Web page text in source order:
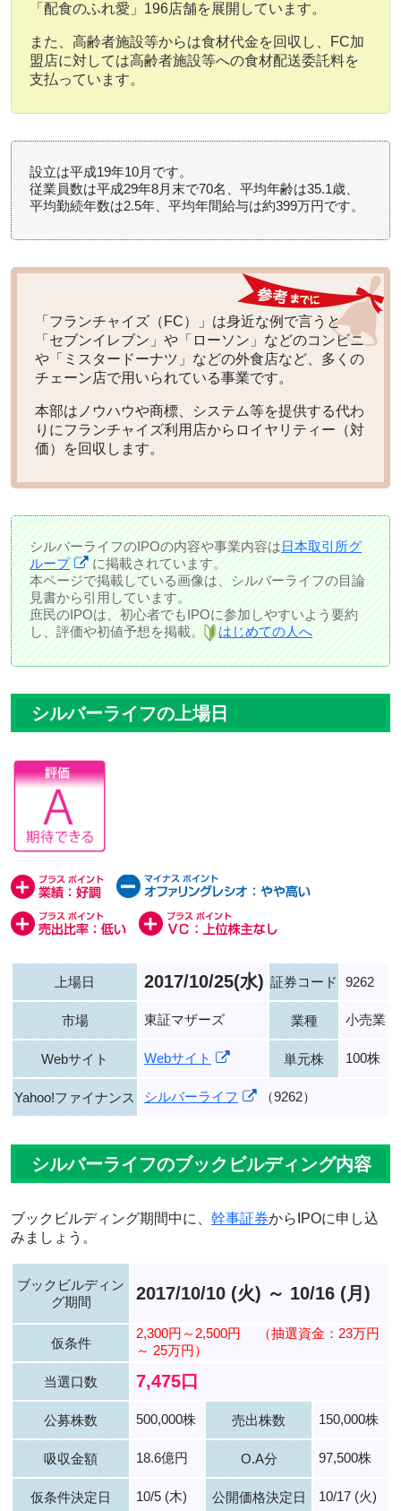
「配食のふれ愛」196店舗を展開しています。
また、高齢者施設等からは食材代金を回収し、FC加
盟店に対しては高齢者施設等への食材配送委託料を
支払っています。
設立は平成19年10月です。
従業員数は平成29年8月末で70名、平均年齢は35.1歳、
平均勤続年数は2.5年、平均年間給与は約399万円です。
「フランチャイズ（FC）」は身近な例で言うと
「セブンイレブン」や「ローソン」などのコンビニ
や「ミスタードーナツ」などの外食店など、多くの
チェーン店で用いられている事業です。
本部はノウハウや商標、システム等を提供する代わ
りにフランチャイズ利用店からロイヤリティー（対
価）を回収します。
シルバーライフのIPOの内容や事業内容は日本取引所グ
ループ
に掲載されています。
本ページで掲載している画像は、シルバーライフの目論
見書から引用しています。
庶民のIPOは、初心者でもIPOに参加しやすいよう要約
し、評価や初値予想を掲載。
はじめての人へ
シルバーライフの上場日
上場日 2017/10/25(水) 証券コード 9262
市場 東証マザーズ 業種 小売業
Webサイト Webサイト 単元株 100株
Yahoo!ファイナンス シルバーライフ （9262）
シルバーライフのブックビルディング内容
ブックビルディング期間中に、 幹事証券からIPOに申し込
みましょう。
ブックビルディン
グ期間
2017/10/10 (火) ～ 10/16 (月)
仮条件
2,300円～2,500円
（抽選資金：23万円
～ 25万円）
当選口数 7,475口
公募株数 500,000株 売出株数 150,000株
吸収金額 18.6億円 O.A分 97,500株
仮条件決定日 10/5 (木) 公開価格決定日 10/17 (火)